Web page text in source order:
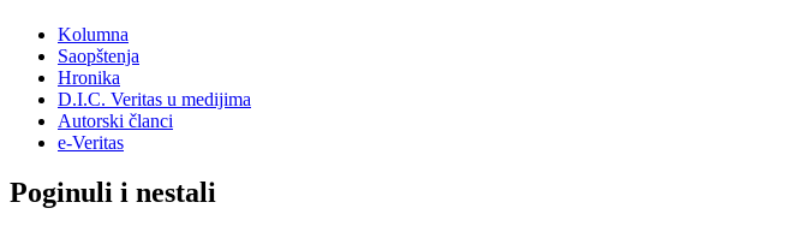
Kolumna
Saopštenja
Hronika
D.I.C. Veritas u medijima
Autorski članci
e-Veritas
Poginuli i nestali